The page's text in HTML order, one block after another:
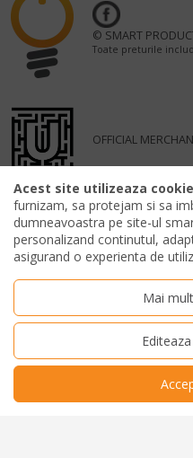
© SMART
Toate preturile includ
OFFICIAL
Acest site utilizeaza
furnizam, sa protejam si sa
dumneavoastra pe site-ul
personalizand continutul,
asigurand o experienta de
Mai